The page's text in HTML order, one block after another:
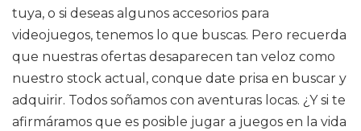
tuya, o si deseas algunos accesorios para
videojuegos, tenemos lo que buscas. Pero recuerda
que nuestras ofertas desaparecen tan veloz como
nuestro stock actual, conque date prisa en buscar y
adquirir. Todos soñamos con aventuras locas. ¿Y si te
afirmáramos que es posible jugar a juegos en la vida